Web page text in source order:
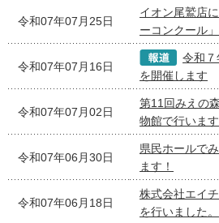
令和07年07月25日
イオン尾鷲店
ーコンクール
令和07年07月16日
令和
を開催します
令和07年07月02日
第11回みえの
物館で行います
令和07年06月30日
県民ホールで
ます！
令和07年06月18日
株式会社エイ
を行いました。